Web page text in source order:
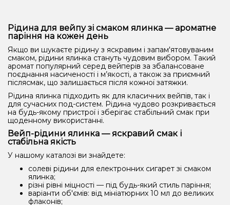
Рідина для вейпу зі смаком ялинка — ароматне
паріння на кожен день
Якщо ви шукаєте рідину з яскравим і запам'ятовуваним
смаком, рідини ялинка стануть чудовим вибором. Такий
аромат популярний серед вейперів за збалансоване
поєднання насиченості і м’якості, а також за приємний
післясмак, що залишається після кожної затяжки.
Рідина ялинка підходить як для класичних вейпів, так і
для сучасних под-систем. Рідина чудово розкривається
на будь-якому пристрої і зберігає стабільний смак при
щоденному використанні.
Вейп-рідини ялинка — яскравий смак і
стабільна якість
У нашому каталозі ви знайдете:
солеві рідини для електронних сигарет зі смаком
ялинка;
різні рівні міцності — під будь-який стиль паріння;
варіанти об'ємів: від мініатюрних 10 мл до великих
флаконів;